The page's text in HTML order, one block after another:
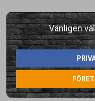
Vänligen
LÄGG I ÖNSKELISTA
Artikelnummer:
KX371BGYS-1